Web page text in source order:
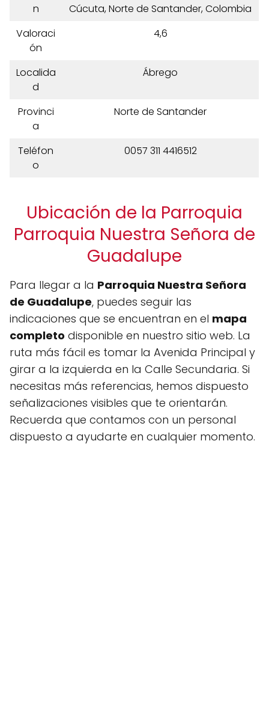
n
Cúcuta, Norte de Santander, Colombia
Valoraci
ón
4,6
Localida
d
Ábrego
Provinci
a
Norte de Santander
Teléfon
o
0057 311 4416512
Ubicación de la Parroquia
Parroquia Nuestra Señora de
Guadalupe
Para llegar a la Parroquia Nuestra Señora
de Guadalupe, puedes seguir las
indicaciones que se encuentran en el mapa
completo disponible en nuestro sitio web. La
ruta más fácil es tomar la Avenida Principal y
girar a la izquierda en la Calle Secundaria. Si
necesitas más referencias, hemos dispuesto
señalizaciones visibles que te orientarán.
Recuerda que contamos con un personal
dispuesto a ayudarte en cualquier momento.